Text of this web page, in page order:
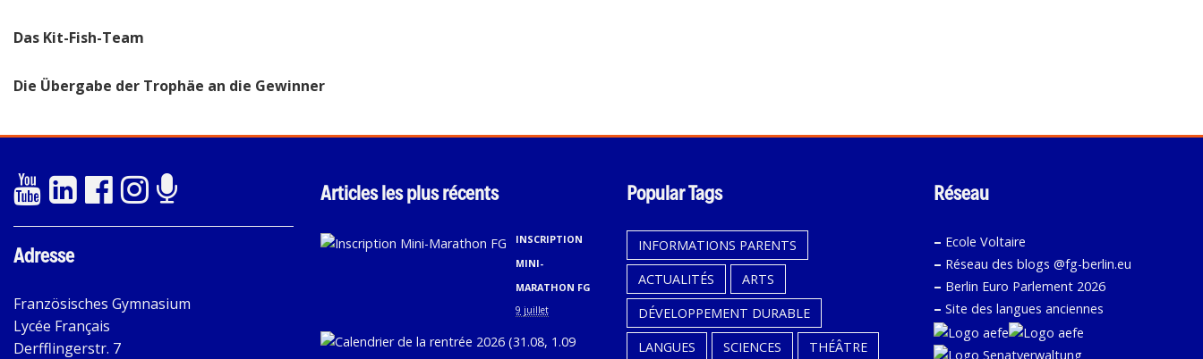
Das Kit-Fish-Team
Die Übergabe der Trophäe an die Gewinner
Adresse
Französisches Gymnasium
Lycée Français
Derfflingerstr. 7
Articles les plus récents
INSCRIPTION
MINI-
MARATHON FG
9 juillet
CALENDRIER
Popular Tags
INFORMATIONS PARENTS
ACTUALITÉS
ARTS
DÉVELOPPEMENT DURABLE
LANGUES
SCIENCES
THÉÂTRE
Réseau
– Ecole Voltaire
– Réseau des blogs @fg-berlin.eu
– Berlin Euro Parlement 2026
– Site des langues anciennes